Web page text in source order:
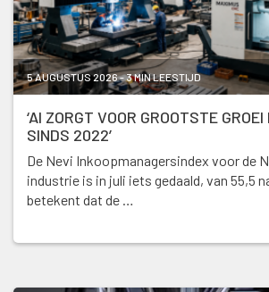
5 AUGUSTUS 2026 - 3 MIN LEESTIJD
‘AI ZORGT VOOR GROOTSTE
SINDS 2022’
De Nevi Inkoopmanagersindex voor de
industrie is in juli iets gedaald, van 55,5
betekent dat de …